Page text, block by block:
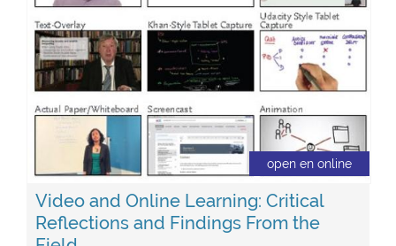
open en online
Video and Online Learning: Critical
Reflections and Findings From the